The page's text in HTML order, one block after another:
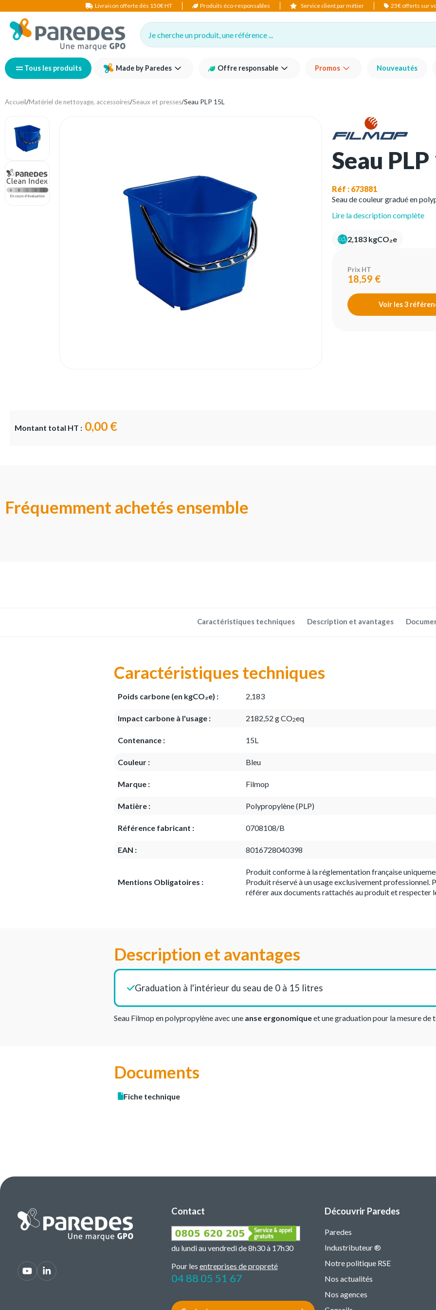
Livraison offerte dès 150€ HT Produits éco-responsables Service client par métier 25€ offerts sur
Je cherche un produit, une référence ...
Tous les produits Made by Paredes Offre responsable Promos Nouveautés
Accueil/Matériel de nettoyage, accessoires/Seaux et presses/Seau PLP 15L
Seau
Réf : 673881
Seau de couleur gradué en
Lire la description complète
2,183 kgCO₂e
Prix HT
18,59 €
Voir les 3
Montant total HT : 0,00 €
Fréquemment achetés ensemble
Caractéristiques techniques Description et avantages
Caractéristiques techniques
Poids carbone (en kgCO₂e) : 2,183
Impact carbone à l'usage : 2182,52 g CO2eq
Contenance : 15L
Couleur : Bleu
Marque : Filmop
Matière : Polypropylène (PLP)
Référence fabricant : 0708108/B
EAN : 8016728040398
Mentions Obligatoires :
Produit conforme à la réglementation française
Produit réservé à un usage exclusivement professionnel.
référer aux documents rattachés au produit et respecter
Description et avantages
Graduation à l'intérieur du seau de 0 à 15 litres
Seau Filmop en polypropylène avec une anse ergonomiqueet une graduation pour la mesure de
Documents
Fiche technique
Contact
du lundi au vendredi de 8h30 à 17h30
Pour les entreprises de propreté
04 88 05 51 67
Découvrir Paredes
Paredes
Industributeur ®
Notre politique RSE
Nos actualités
Nos agences